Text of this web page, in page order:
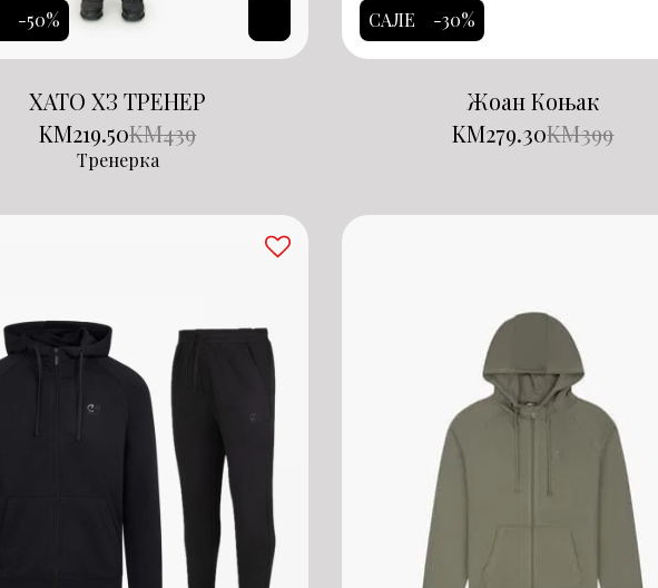
-50%
ХАТО ХЗ ТРЕНЕР
KM439
KM219.50
Тренерка
САЛЕ -30%
Жоан Коњак
KM399
KM279.30